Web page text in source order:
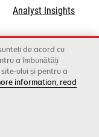
Analyst Insights
Company
de acord cu
a îmbunătăți
ului și pentru a
information, read